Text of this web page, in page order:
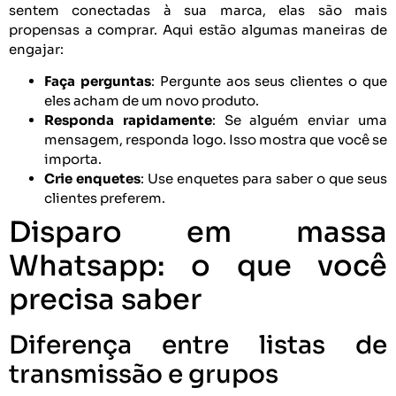
sentem conectadas à sua marca, elas são mais
propensas a comprar. Aqui estão algumas maneiras de
engajar:
Faça perguntas: Pergunte aos seus clientes o que
eles acham de um novo produto.
Responda rapidamente: Se alguém enviar uma
mensagem, responda logo. Isso mostra que você se
importa.
Crie enquetes: Use enquetes para saber o que seus
clientes preferem.
Disparo em massa
Whatsapp: o que você
precisa saber
Diferença entre listas de
transmissão e grupos